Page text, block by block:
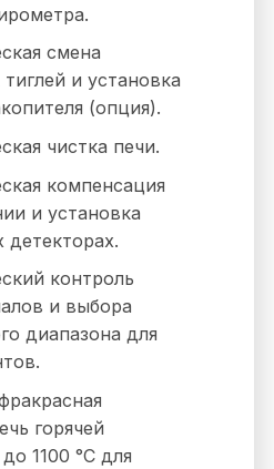
смена
и установка
(опция).
чистка печи.
компенсация
и установка
детекторах.
контроль
и выбора
диапазона для
горячей
1100 °C для